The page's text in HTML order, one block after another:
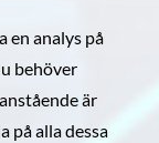
en analys på
behöver
är
på alla dessa